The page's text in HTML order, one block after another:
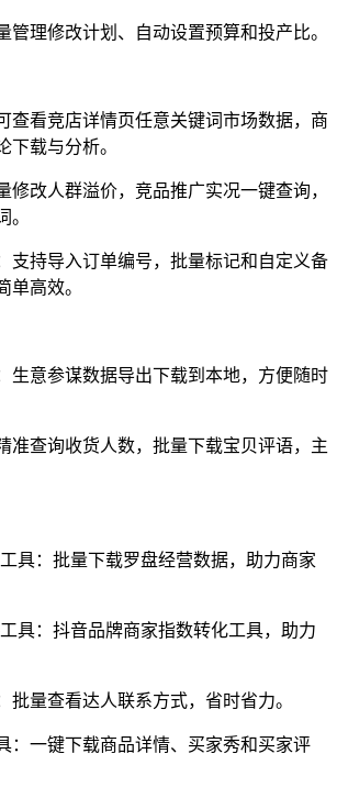
管理修改计划、自动设置预算和投产比。
查看竞店详情页任意关键词市场数据，商
下载与分析。
修改人群溢价，竞品推广实况一键查询，
。
支持导入订单编号，批量标记和自定义备
单高效。
生意参谋数据导出下载到本地，方便随时
准查询收货人数，批量下载宝贝评语，主
具：批量下载罗盘经营数据，助力商家
具：抖音品牌商家指数转化工具，助力
批量查看达人联系方式，省时省力。
：一键下载商品详情、买家秀和买家评